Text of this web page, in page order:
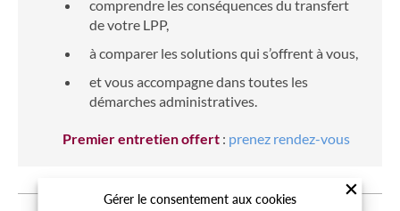
comprendre les conséquences du transfert
de votre LPP,
à comparer les solutions qui s’offrent à vous,
et vous accompagne dans toutes les
démarches administratives.
Premier entretien offert : prenez rendez-vous
Gérer le consentement aux cookies